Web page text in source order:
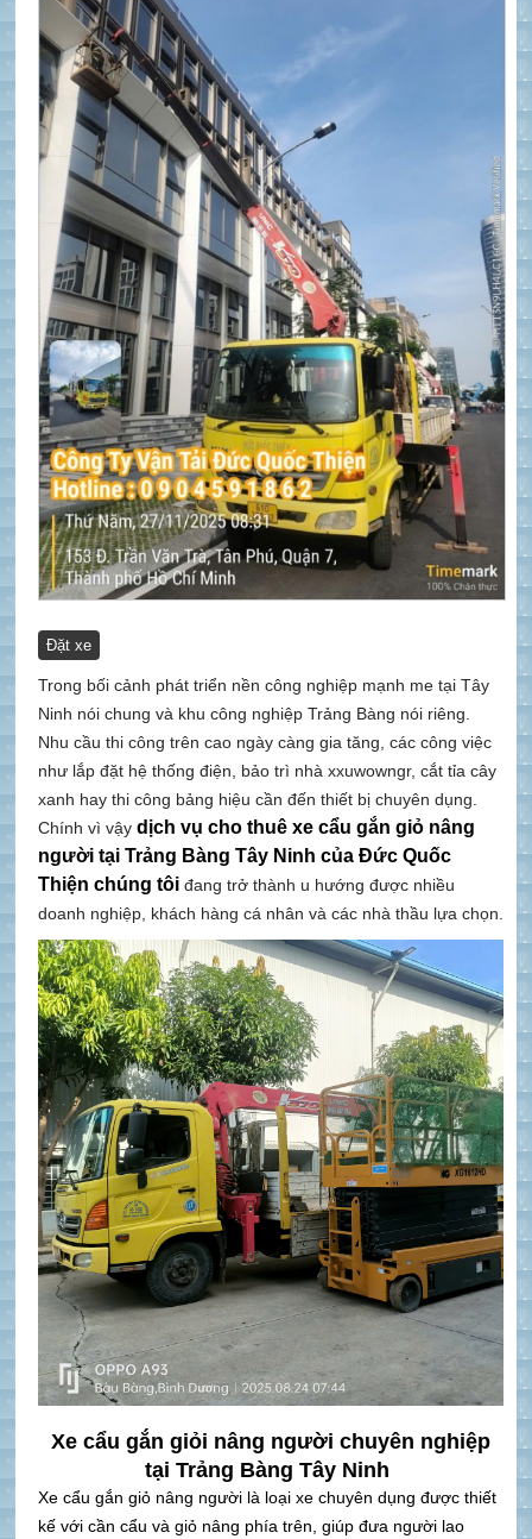
Đặt xe
Trong bối cảnh phát triển nền công nghiệp mạnh me tại Tây
Ninh nói chung và khu công nghiệp Trảng Bàng nói riêng.
Nhu cầu thi công trên cao ngày càng gia tăng, các công việc
như lắp đặt hệ thống điện, bảo trì nhà xxuwowngr, cắt tỉa cây
xanh hay thi công bảng hiệu cần đến thiết bị chuyên dụng.
Chính vì vậy dịch vụ cho thuê xe cẩu gắn giỏ nâng
người tại Trảng Bàng Tây Ninh của Đức Quốc
Thiện chúng tôi đang trở thành u hướng được nhiều
doanh nghiệp, khách hàng cá nhân và các nhà thầu lựa chọn.
Xe cẩu gắn giỏi nâng người chuyên nghiệp
tại Trảng Bàng Tây Ninh
Xe cẩu gắn giỏ nâng người là loại xe chuyên dụng được thiết
kế với cần cẩu và giỏ nâng phía trên, giúp đưa người lao